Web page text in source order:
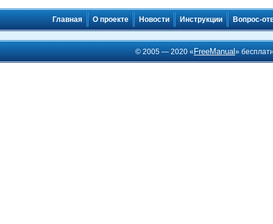
Главная О проекте Новости Инструкции Вопрос-
© 2005 — 2020 « FreeManual»